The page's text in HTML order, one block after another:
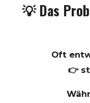
💡 Das
Oft
👉